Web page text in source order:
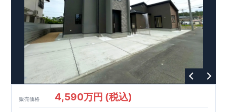
販売価格 4,590万円 (税込)